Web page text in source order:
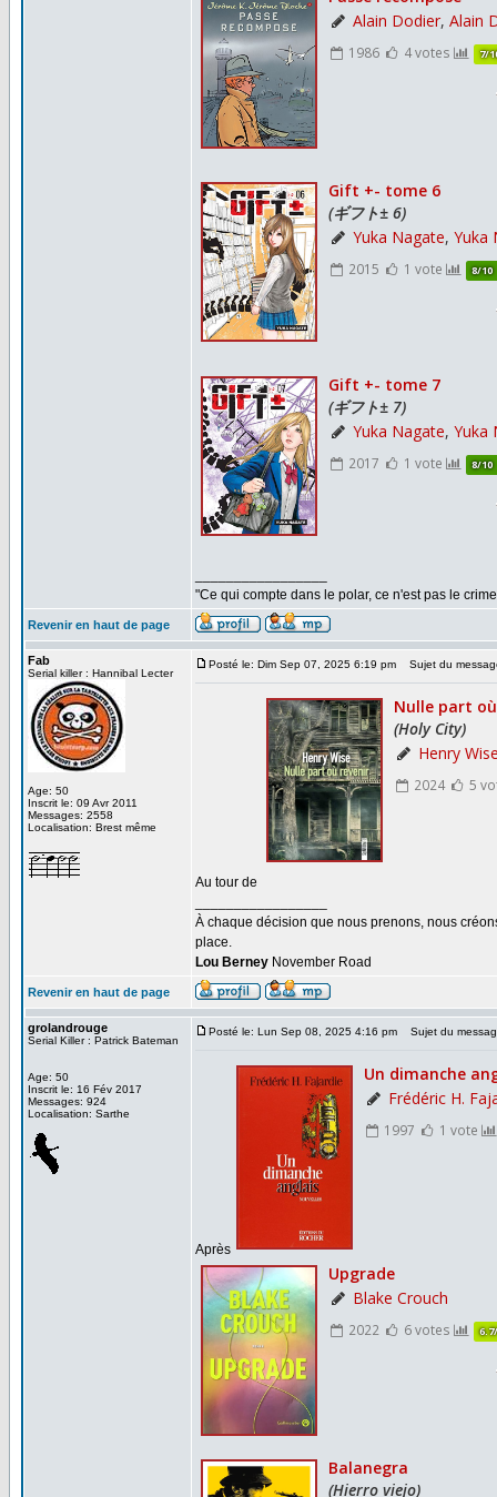
"Ce qui compte dans le polar, ce n'est pas le
Revenir en haut de page
Fab
Serial killer : Hannibal Lecter
Age: 50
Inscrit le: 09 Avr 2011
Messages: 2558
Localisation: Brest même
Posté le: Dim Sep 07, 2025 6:19 pm Sujet du
Au tour de
À chaque décision que nous prenons, nous
place.
Lou Berney November Road
Revenir en haut de page
grolandrouge
Serial Killer : Patrick Bateman
Age: 50
Inscrit le: 16 Fév 2017
Messages: 924
Localisation: Sarthe
Posté le: Lun Sep 08, 2025 4:16 pm Sujet du
Après